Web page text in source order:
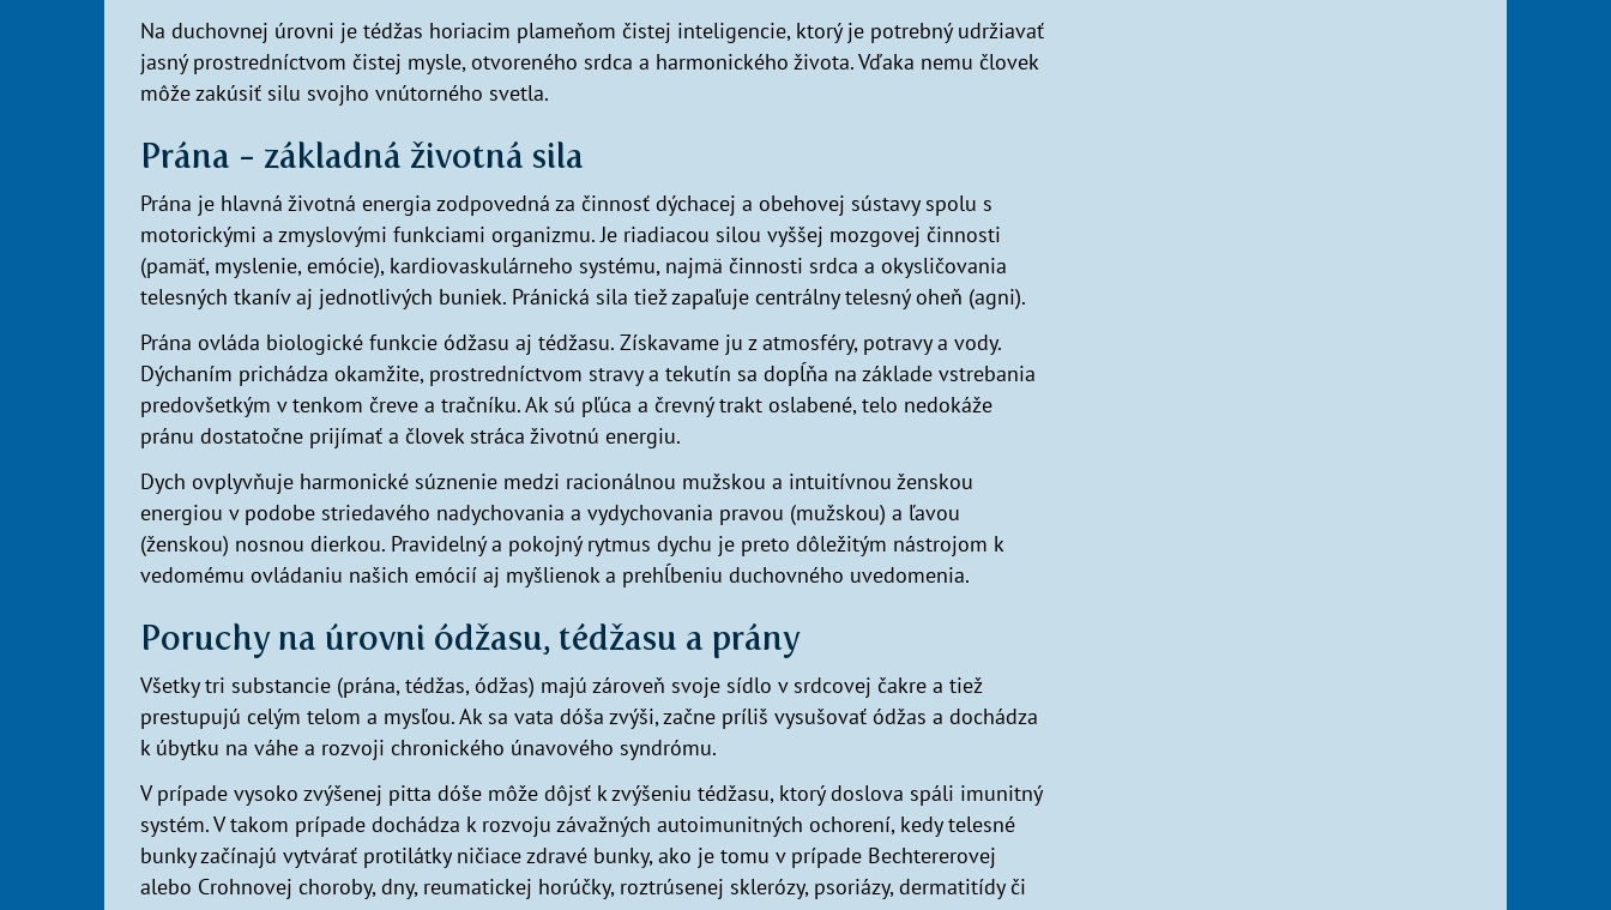
Na duchovnej úrovni je tédžas horiacim plameňom čistej inteligencie, ktorý je potrebný udržiavať
jasný prostredníctvom čistej mysle, otvoreného srdca a harmonického života. Vďaka nemu človek
môže zakúsiť silu svojho vnútorného svetla.
Prána - základná životná sila
Prána je hlavná životná energia zodpovedná za činnosť dýchacej a obehovej sústavy spolu s
motorickými a zmyslovými funkciami organizmu. Je riadiacou silou vyššej mozgovej činnosti
(pamäť, myslenie, emócie), kardiovaskulárneho systému, najmä činnosti srdca a okysličovania
telesných tkanív aj jednotlivých buniek. Pránická sila tiež zapaľuje centrálny telesný oheň (agni).
Prána ovláda biologické funkcie ódžasu aj tédžasu. Získavame ju z atmosféry, potravy a vody.
Dýchaním prichádza okamžite, prostredníctvom stravy a tekutín sa dopĺňa na základe vstrebania
predovšetkým v tenkom čreve a tračníku. Ak sú pľúca a črevný trakt oslabené, telo nedokáže
pránu dostatočne prijímať a človek stráca životnú energiu.
Dych ovplyvňuje harmonické súznenie medzi racionálnou mužskou a intuitívnou ženskou
energiou v podobe striedavého nadychovania a vydychovania pravou (mužskou) a ľavou
(ženskou) nosnou dierkou. Pravidelný a pokojný rytmus dychu je preto dôležitým nástrojom k
vedomému ovládaniu našich emócií aj myšlienok a prehĺbeniu duchovného uvedomenia.
Poruchy na úrovni ódžasu, tédžasu a prány
Všetky tri substancie (prána, tédžas, ódžas) majú zároveň svoje sídlo v srdcovej čakre a tiež
prestupujú celým telom a mysľou. Ak sa vata dóša zvýši, začne príliš vysušovať ódžas a dochádza
k úbytku na váhe a rozvoji chronického únavového syndrómu.
V prípade vysoko zvýšenej pitta dóše môže dôjsť k zvýšeniu tédžasu, ktorý doslova spáli imunitný
systém. V takom prípade dochádza k rozvoju závažných autoimunitných ochorení, kedy telesné
bunky začínajú vytvárať protilátky ničiace zdravé bunky, ako je tomu v prípade Bechtererovej
alebo Crohnovej choroby, dny, reumatickej horúčky, roztrúsenej sklerózy, psoriázy, dermatitídy či